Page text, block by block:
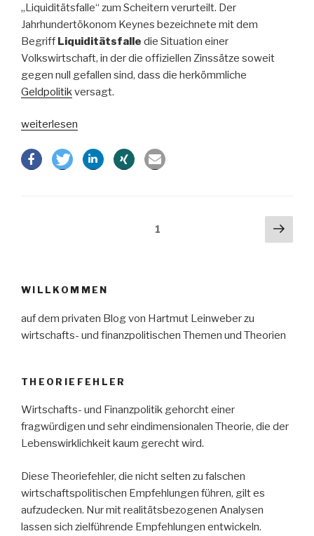
„Liquiditätsfalle“ zum Scheitern verurteilt. Der
Jahrhundertökonom Keynes bezeichnete mit dem
Begriff Liquiditätsfalle die Situation einer
Volkswirtschaft, in der die offiziellen Zinssätze soweit
gegen null gefallen sind, dass die herkömmliche
Geldpolitik versagt.
„Ökonomische
der
europäischen
weiterlesen
1
WILLKOMMEN
auf dem privaten Blog von Hartmut Leinweber zu
wirtschafts- und finanzpolitischen Themen und Theorien
THEORIEFEHLER
Wirtschafts- und Finanzpolitik gehorcht einer
fragwürdigen und sehr eindimensionalen Theorie, die der
Lebenswirklichkeit kaum gerecht wird.
Diese Theoriefehler, die nicht selten zu falschen
wirtschaftspolitischen Empfehlungen führen, gilt es
aufzudecken. Nur mit realitätsbezogenen Analysen
lassen sich zielführende Empfehlungen entwickeln.